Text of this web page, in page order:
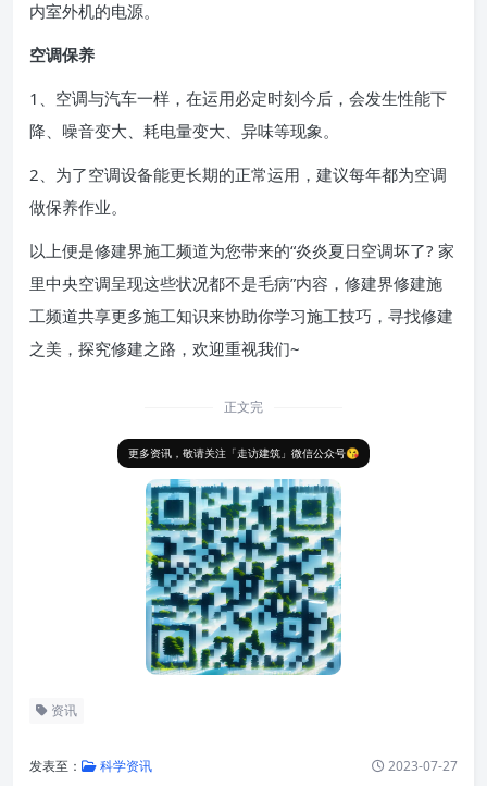
内室外机的电源。
空调保养
1、空调与汽车一样，在运用必定时刻今后，会发生性能下
降、噪音变大、耗电量变大、异味等现象。
2、为了空调设备能更长期的正常运用，建议每年都为空调
做保养作业。
以上便是修建界施工频道为您带来的“炎炎夏日空调坏了? 家
里中央空调呈现这些状况都不是毛病”内容，修建界修建施
工频道共享更多施工知识来协助你学习施工技巧，寻找修建
之美，探究修建之路，欢迎重视我们~
正文完
更多资讯，敬请关注「走访建筑」微信公众号😘
资讯
发表至： 科学资讯 2023-07-27